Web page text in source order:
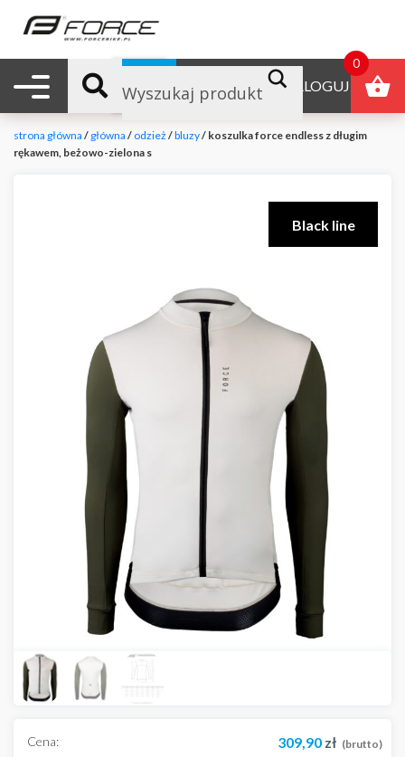
Nawigacja mobilna ZALOGUJ
B2B
strona główna / główna / odzież /bluzy/ koszulka force endless z długim
rękawem, beżowo-zielona s
Black line
Cena: 309,90 zł (brutto)
0